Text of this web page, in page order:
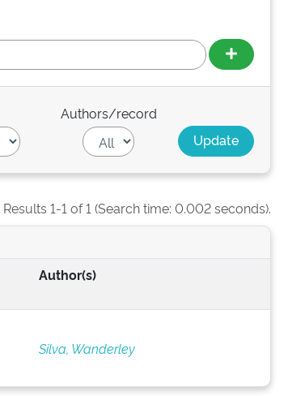
Authors/record
Results 1-1 of 1 (Search time: 0.002 seconds).
Author(s)
Silva, Wanderley